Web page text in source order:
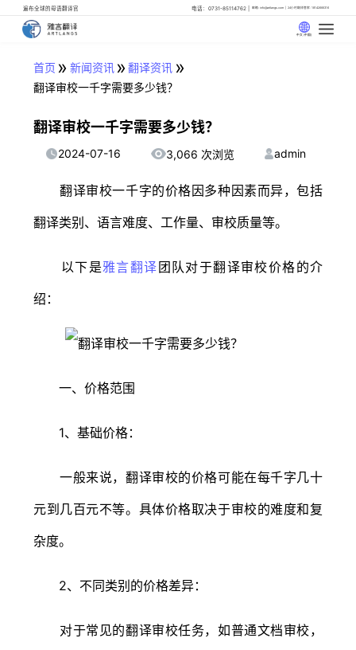
遍布全球的母语翻译官 电话：0731-85114762 邮箱: info@artlangs.com 24小时翻译管家: 18142666316
中文 (中国)
首页 » 新闻资讯» 翻译资讯 »
翻译审校一千字需要多少钱？
翻译审校一千字需要多少钱？
2024-07-16 3,066 次浏览 admin
翻译审校一千字的价格因多种因素而异，包括
翻译类别、语言难度、工作量、审校质量等。
以下是雅言翻译团队对于翻译审校价格的介
绍：
一、价格范围
1、基础价格：
一般来说，翻译审校的价格可能在每千字几十
元到几百元不等。具体价格取决于审校的难度和复
杂度。
2、不同类别的价格差异：
对于常见的翻译审校任务，如普通文档审校，